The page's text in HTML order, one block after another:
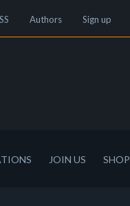
Authors Sign up
JOIN US SHOP